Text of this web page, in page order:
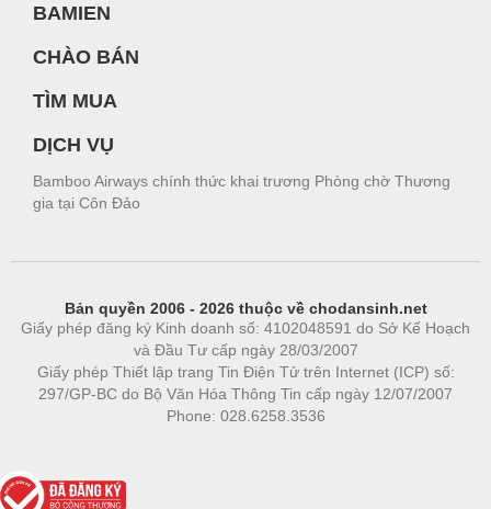
BAMIEN
CHÀO BÁN
TÌM MUA
DỊCH VỤ
Bamboo Airways chính thức khai trương Phòng chờ Thương
gia tại Côn Đảo
Bản quyền 2006 - 2026 thuộc về chodansinh.net
Giấy phép đăng ký Kinh doanh số: 4102048591 do Sở Kế Hoạch
và Đầu Tư cấp ngày 28/03/2007
Giấy phép Thiết lập trang Tin Điện Tử trên Internet (ICP) số:
297/GP-BC do Bộ Văn Hóa Thông Tin cấp ngày 12/07/2007
Phone: 028.6258.3536